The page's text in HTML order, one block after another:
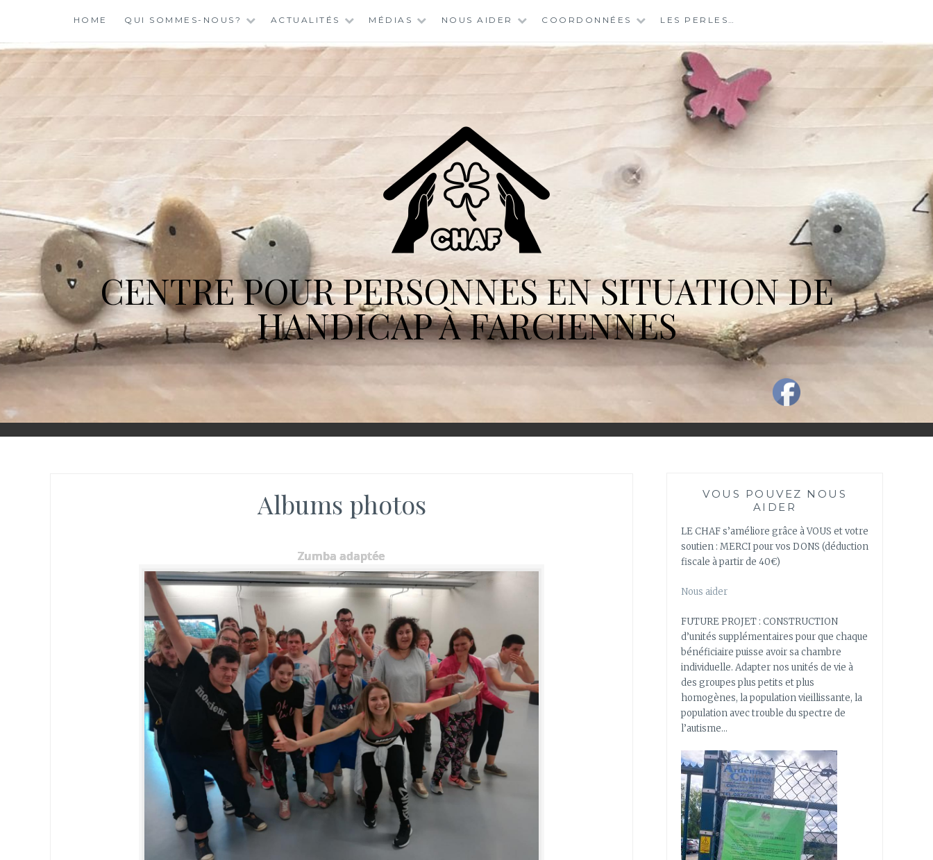
content
HOME QUI SOMMES-NOUS? ACTUALITÉS MÉDIAS NOUS AIDER COORDONNÉES LES PERLES…
CENTRE POUR PERSONNES EN SITUATION DE
HANDICAP À FARCIENNES
Albums photos
Zumba adaptée
VOUS POUVEZ NOUS
AIDER
LE CHAF s’améliore grâce à VOUS et votre
soutien : MERCI pour vos DONS (déduction
fiscale à partir de 40€)
Nous aider
FUTURE PROJET : CONSTRUCTION
d’unités supplémentaires pour que chaque
bénéficiaire puisse avoir sa chambre
individuelle. Adapter nos unités de vie à
des groupes plus petits et plus
homogènes, la population vieillissante, la
population avec trouble du spectre de
l’autisme…